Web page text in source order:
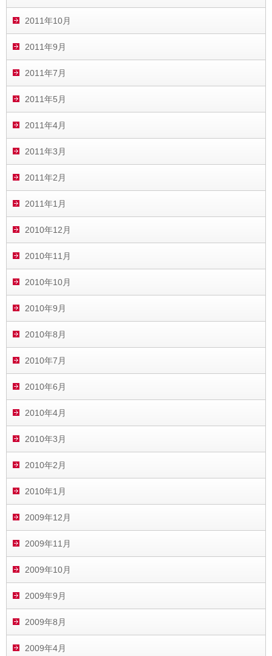
2011年10月
2011年9月
2011年7月
2011年5月
2011年4月
2011年3月
2011年2月
2011年1月
2010年12月
2010年11月
2010年10月
2010年9月
2010年8月
2010年7月
2010年6月
2010年4月
2010年3月
2010年2月
2010年1月
2009年12月
2009年11月
2009年10月
2009年9月
2009年8月
2009年4月